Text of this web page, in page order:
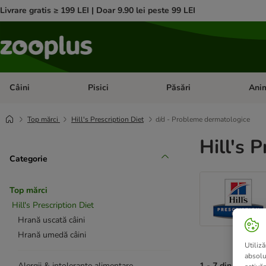
Livrare gratis ≥ 199 LEI | Doar 9.90 lei peste 99 LEI
Câini Deschideți meniul cu categorii: Câini
Pisici Deschideți meniul cu
Păsări
Top mărci Hill's Prescription Diet d/d - Probleme dermatologice
Categorie
Top mărci
Hill's Prescription Diet
Hrană uscată câini
Hrană umedă câini
Hill's